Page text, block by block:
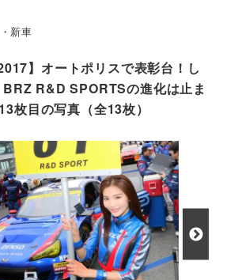
新車
】オートポリスで表彰台！し
R&D SPORTSの進化は止ま
枚目の写真（全13枚）